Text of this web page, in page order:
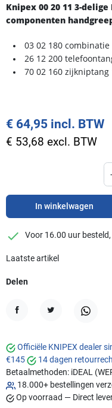
Knipex 00 20 11 3-
componenten
03 02 180
26 12 200
70 02 160 zijkniptang
€ 64,95 incl. BTW
€ 53,68 excl. BTW
-
In winkelwagen
checkmark
Voor 16.00 uur
Laatste artikel
Delen
Officiële KNIPEX dealer
€145
14 dagen
Betaalmethoden: iDEAL
18.000+ bestellingen
Op voorraad — Direct